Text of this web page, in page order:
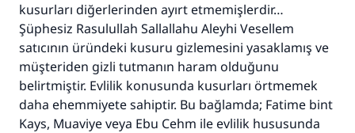
kusurları diğerlerinden ayırt etmemişlerdir…
Şüphesiz Rasulullah Sallallahu Aleyhi Vesellem
satıcının üründeki kusuru gizlemesini yasaklamış ve
müşteriden gizli tutmanın haram olduğunu
belirtmiştir. Evlilik konusunda kusurları örtmemek
daha ehemmiyete sahiptir. Bu bağlamda; Fatime bint
Kays, Muaviye veya Ebu Cehm ile evlilik hususunda
Ümmete cevapları ulaştırmak için bizi destekle
Rasulullah ﷺ şöyle dedi:
Her kim bir hayra yol gösterirse , hayrı yapan
kişinin sevabı kadar ona sevap yazılır.
(MUSLIM 1893)